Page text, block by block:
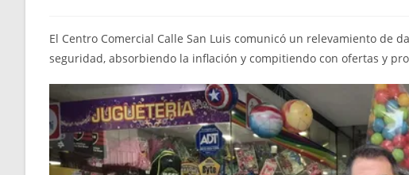
El Centro Comercial Calle San Luis comunicó un relevamiento de
seguridad, absorbiendo la inflación y compitiendo con ofertas y